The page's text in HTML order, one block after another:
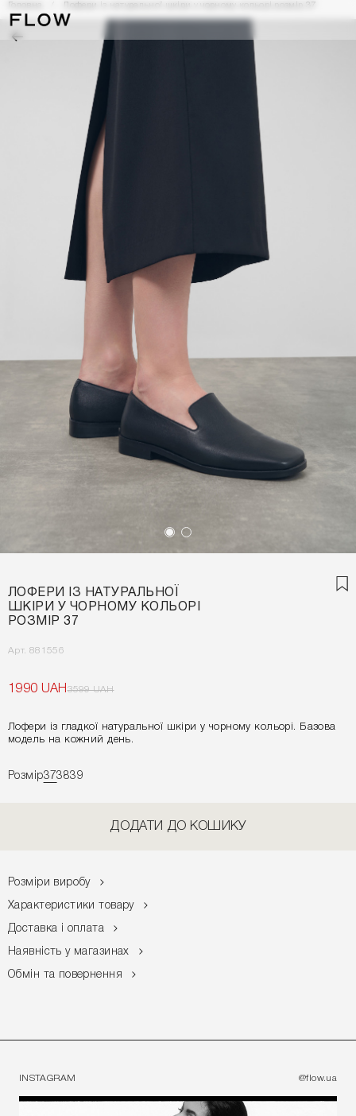
ЗАМОВЛЕННЯ
Головна Лофери із натуральної шкіри у чорному кольорі розмір 37
ЛОФЕРИ ІЗ НАТУРАЛЬНОЇ
ШКІРИ У ЧОРНОМУ КОЛЬОРІ
РОЗМІР 37
Арт. 881556
1990 UAH3599 UAH
Лофери із гладкої натуральної шкіри у чорному кольорі. Базова
модель на кожний день.
Розмір373839
ДОДАТИ ДО КОШИКУ
Розміри виробу
Характеристики товару
Доставка і оплата
Наявність у магазинах
Обмін та повернення
INSTAGRAM @flow.ua